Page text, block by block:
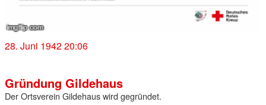
28. Juni 1942 20:06
Gründung Gildehaus
Der Ortsverein Gildehaus wird gegründet.